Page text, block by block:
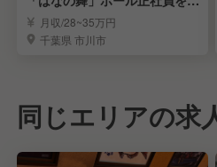
集 月収/28~35万円
千葉県 市川市
同じエリアの求